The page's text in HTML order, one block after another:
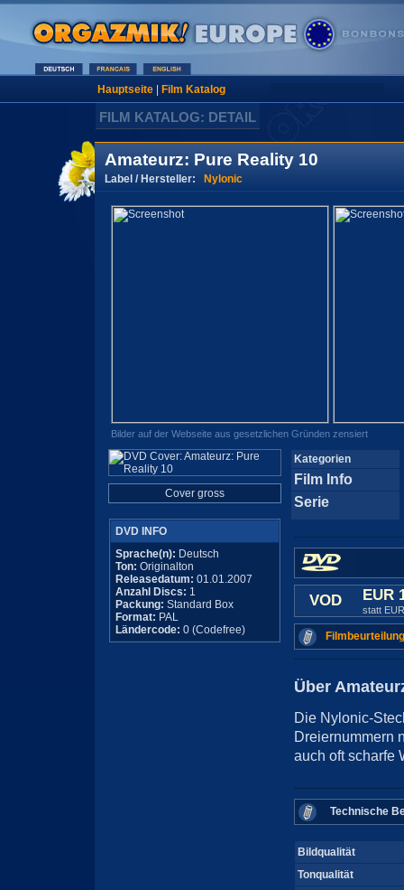
Hauptseite| Film Katalog
FILM KATALOG: DETAIL
Amateurz: Pure Reality 10
Label / Hersteller: Nylonic
Bilder auf der Webseite aus gesetzlichen Gründen zensiert
Cover gross
DVD INFO
Sprache(n): Deutsch
Ton: Originalton
Releasedatum: 01.01.2007
Anzahl Discs: 1
Packung: Standard Box
Format: PAL
Ländercode: 0 (Codefree)
Kategorien
Film Info
Serie
VOD EUR
statt
Über
Die Nylonic-
Dreiernummern
auch oft scharfe
Technische
Bildqualität
Tonqualität